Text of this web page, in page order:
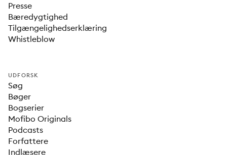
Presse
Bæredygtighed
Tilgængelighedserklæring
Whistleblow
UDFORSK
Søg
Bøger
Bogserier
Mofibo Originals
Podcasts
Forfattere
Indlæsere